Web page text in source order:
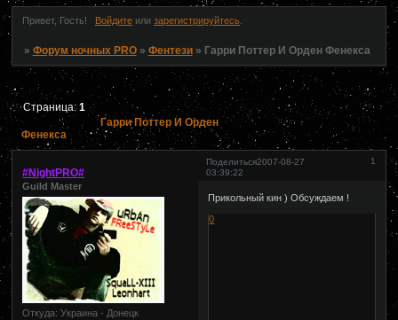
Привет, Гость! Войдитеили зарегистрируйтесь.
» Форум ночных PRO » Фентези » Гарри Поттер И Орден Фенекса
Гарри Поттер И Орден
Фенекса
Страница:1
Поделиться 1
2007-08-27
03:39:22
#NightPRO#
Guild Master
Откуда: Украина - Донецк
Прикольный кин ) Обсуждаем !
0